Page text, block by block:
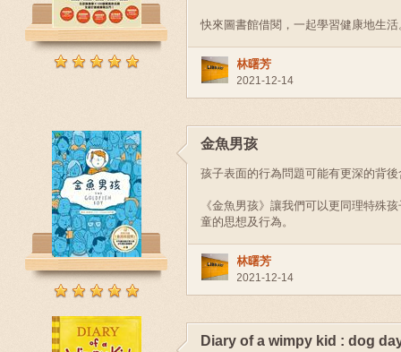
Previous
快來圖書館借閱，一起學習健康地生活
林曙芳
2021-12-14
金魚男孩
孩子表面的行為問題可能有更深的背
《金魚男孩》讓我們可以更同理特殊
童的思想及行為。
林曙芳
2021-12-14
Diary of a wimpy kid : dog